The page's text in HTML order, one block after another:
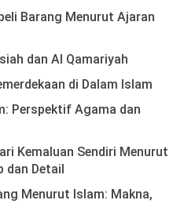
Barang Menurut Ajaran
dan Al Qamariyah
di Dalam Islam
Perspektif Agama dan
Kemaluan Sendiri Menurut
dan Detail
Menurut Islam: Makna,